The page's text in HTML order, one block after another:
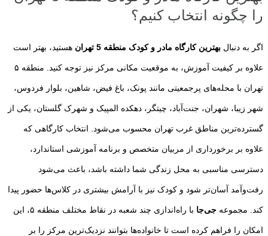
را چگونه انتخاب کنیم؟
اگر به دنبال بهترین کارگاه مادر و کودک منطقه 5 تهران هستید، بهتر است
علاوه بر کیفیت آموزش، به موقعیت مکانی مرکز نیز توجه کنید. منطقه ۵
تهران با محله‌های پرجمعیتی مانند پونک، باغ فیض، شاهین، بلوار فردوس،
شهر زیبا، شهران، جنت‌آباد، چیتگر، دهکده المپیک و شهرک گلستان، یکی از
گسترده‌ترین مناطق غرب تهران محسوب می‌شود. انتخاب کارگاهی که
علاوه بر برخورداری از مربیان متخصص و برنامه آموزشی استاندارد،
دسترسی مناسبی به محل زندگی شما داشته باشد، باعث می‌شود
رفت‌وآمد آسان‌تر شود و کودک نیز با آرامش بیشتری در کلاس‌ها حضور پیدا
کند. مجموعه جی‌جا با راه‌اندازی چند شعبه در نقاط مختلف منطقه ۵، این
امکان را فراهم کرده است تا خانواده‌ها بتوانند نزدیک‌ترین مرکز را بر